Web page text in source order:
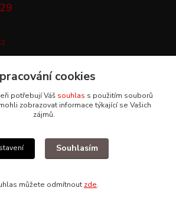
Upravit sběr cookies.
cookies
potřebují Váš souhlas s použitím souborů
zobrazovat informace týkající se Vašich
zájmů.
Souhlasím
můžete odmítnout zde.